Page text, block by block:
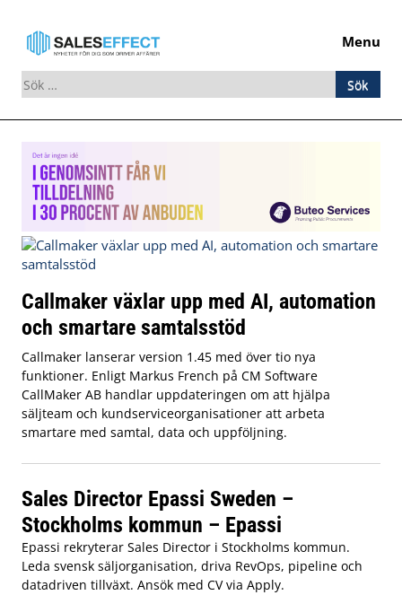
Menu
Sök
efter:
Skip
to
content
Callmaker växlar upp med AI, automation
och smartare samtalsstöd
Callmaker lanserar version 1.45 med över tio nya
funktioner. Enligt Markus French på CM Software
CallMaker AB handlar uppdateringen om att hjälpa
säljteam och kundserviceorganisationer att arbeta
smartare med samtal, data och uppföljning.
Sales Director Epassi Sweden –
Stockholms kommun – Epassi
Epassi rekryterar Sales Director i Stockholms kommun.
Leda svensk säljorganisation, driva RevOps, pipeline och
datadriven tillväxt. Ansök med CV via Apply.